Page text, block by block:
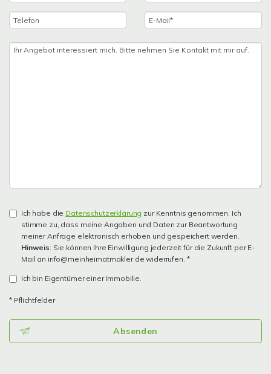
Ich habe die Datenschutzerklärung zur Kenntnis genommen. Ich
stimme zu, dass meine Angaben und Daten zur Beantwortung
meiner Anfrage elektronisch erhoben und gespeichert werden.
Hinweis: Sie können Ihre Einwilligung jederzeit für die Zukunft per E-
Mail an info@meinheimatmakler.de widerrufen. *
Ich bin Eigentümer einer Immobilie.
* Pflichtfelder
Absenden